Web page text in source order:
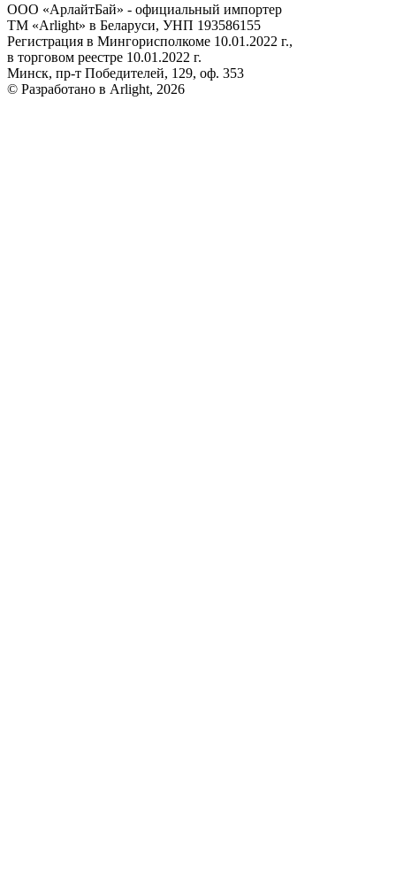
ООО «АрлайтБай» - официальный импортер
ТМ «Arlight» в Беларуси, УНП 193586155
Регистрация в Мингорисполкоме 10.01.2022 г.,
в торговом реестре 10.01.2022 г.
Минск, пр-т Победителей, 129, оф. 353
© Разработано в Arlight, 2026